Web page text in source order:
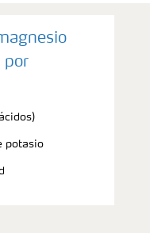
por
potasio